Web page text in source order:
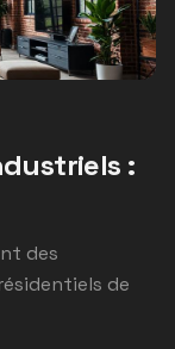
:
des
de